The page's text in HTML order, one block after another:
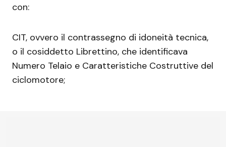
con:
CIT, ovvero il contrassegno di idoneità tecnica,
o il cosiddetto Librettino, che identificava
Numero Telaio e Caratteristiche Costruttive del
ciclomotore;